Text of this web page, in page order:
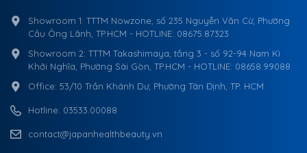
Showroom 1: TTTM Nowzone, số 235 Nguyễn Văn Cừ, Phường
Cầu Ông Lãnh, TP.HCM - HOTLINE: 08675.87323
Showroom 2: TTTM Takashimaya, tầng 3 - số 92-94 Nam Kì
Khởi Nghĩa, Phường Sài Gòn, TP.HCM - HOTLINE: 08658.99088
Office: 53/10 Trần Khánh Dư, Phường Tân Định, TP. HCM
Hotline: 03533.00088
contact@japanhealthbeauty.vn